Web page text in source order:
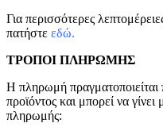
Για περισσότερες
πατήστε εδώ.
ΤΡΟΠΟΙ ΠΛΗΡΩΜΗΣ
Η πληρωμή
προϊόντος και μπορεί να
πληρωμής: